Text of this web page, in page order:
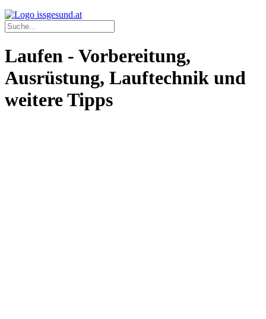
Laufen - Vorbereitung,
Ausrüstung, Lauftechnik und
weitere Tipps